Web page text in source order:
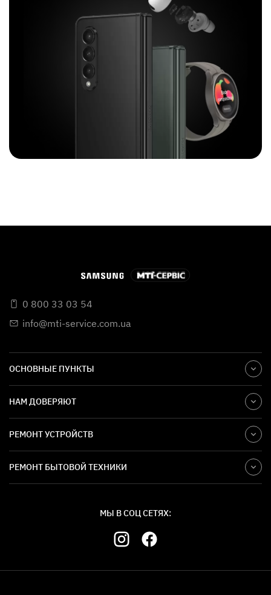
0 800 33 03 54
info@mti-service.com.ua
ОСНОВНЫЕ ПУНКТЫ
НАМ ДОВЕРЯЮТ
РЕМОНТ УСТРОЙСТВ
РЕМОНТ БЫТОВОЙ ТЕХНИКИ
МЫ В СОЦ СЕТЯХ: